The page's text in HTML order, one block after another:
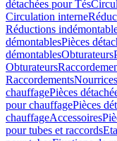
détachées pour Tés
Circulation interne
Réductions
démontablesPièces
démontablesObturateurs
Obturateurs
Raccordements
chauffagePièces
pour chauffagePièces
chauffageAccessoires
pour tubes et raccords